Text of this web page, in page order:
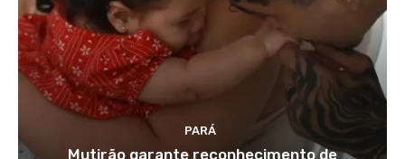
PARÁ
Mutirão garante reconhecimento de